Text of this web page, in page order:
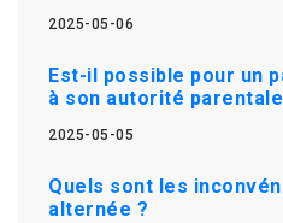
2025-05-06
Est-il possible pour un
à son autorité
2025-05-05
Quels sont les
alternée ?